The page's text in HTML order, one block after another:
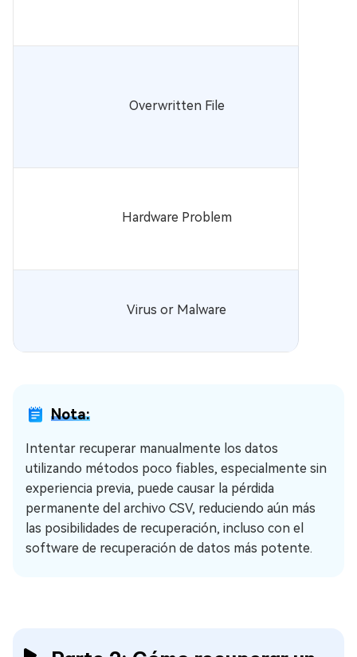
Overwritten File
Hardware Problem
Virus or Malware
Nota:
Intentar recuperar manualmente los datos
utilizando métodos poco fiables, especialmente sin
experiencia previa, puede causar la pérdida
permanente del archivo CSV, reduciendo aún más
las posibilidades de recuperación, incluso con el
software de recuperación de datos más potente.